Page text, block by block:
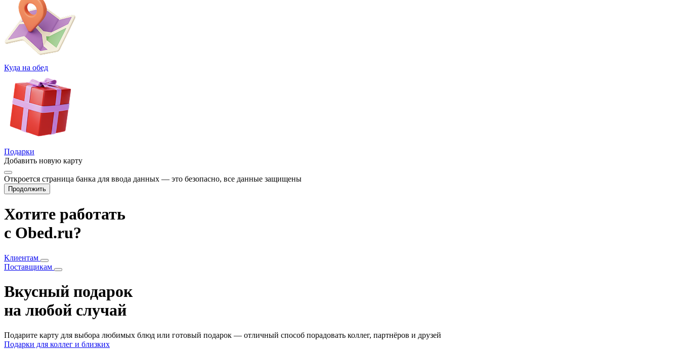
Куда на обед
Подарки
Добавить новую карту
Откроется страница банка для ввода данных — это безопасно, все данные защищены
Продолжить
Хотите работать
с Obed.ru?
Клиентам
Поставщикам
Вкусный подарок
на любой случай
Подарите карту для выбора любимых блюд или готовый подарок — отличный способ порадовать коллег, партнёров и друзей
Подарки для коллег и близких